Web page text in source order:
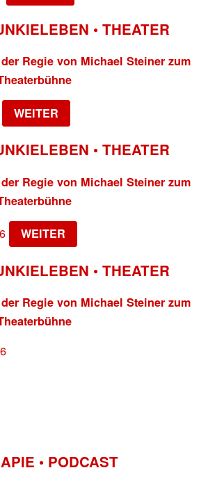
• THEATER
Regie von Michael Steiner zum
WEITER
• THEATER
Regie von Michael Steiner zum
WEITER
• THEATER
Regie von Michael Steiner zum
• PODCAST